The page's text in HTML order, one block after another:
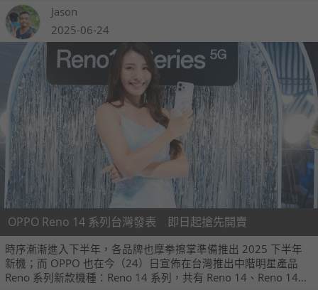
Jason
2025-06-24
OPPO Reno 14 系列台灣發表 即日起搶先開賣
時序漸漸進入下半年，各品牌也摩拳擦掌準備推出 2025 下半年
新機；而 OPPO 也在今（24）日宣佈在台灣推出中階明星產品
Reno 系列新款機種：Reno 14 系列，共有 Reno 14、Reno 14